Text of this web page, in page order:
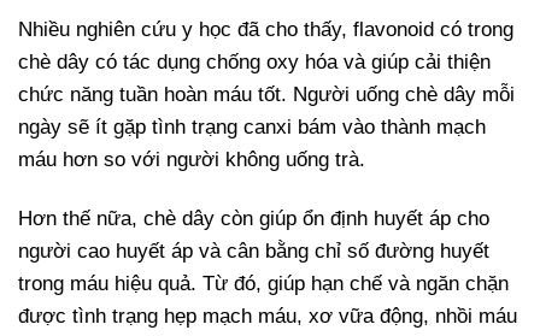
Nhiều nghiên cứu y học đã cho thấy, flavonoid có trong
chè dây có tác dụng chống oxy hóa và giúp cải thiện
chức năng tuần hoàn máu tốt. Người uống chè dây mỗi
ngày sẽ ít gặp tình trạng canxi bám vào thành mạch
máu hơn so với người không uống trà.
Hơn thế nữa, chè dây còn giúp ổn định huyết áp cho
người cao huyết áp và cân bằng chỉ số đường huyết
trong máu hiệu quả. Từ đó, giúp hạn chế và ngăn chặn
được tình trạng hẹp mạch máu, xơ vữa động, nhồi máu